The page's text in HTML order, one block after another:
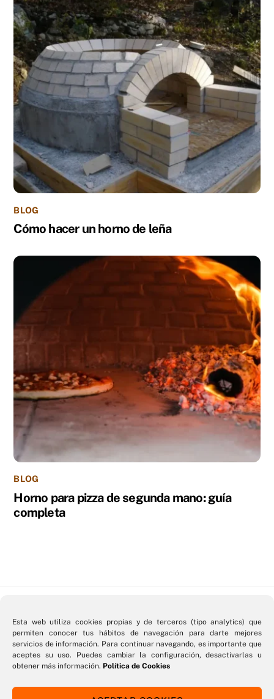
Esta web utiliza cookies propias y de terceros (tipo analytics) que
permiten conocer tus hábitos de navegación para darte mejores
servicios de información. Para continuar navegando, es importante que
aceptes su uso. Puedes cambiar la configuración, desactivarlas u
obtener más información. Política de Cookies
BLOG
Cómo hacer un horno de leña
BLOG
Horno para pizza de segunda mano: guía
completa
Back
To
Top
Hornos de pizza
Home Aviso Legal
Política de Cookies